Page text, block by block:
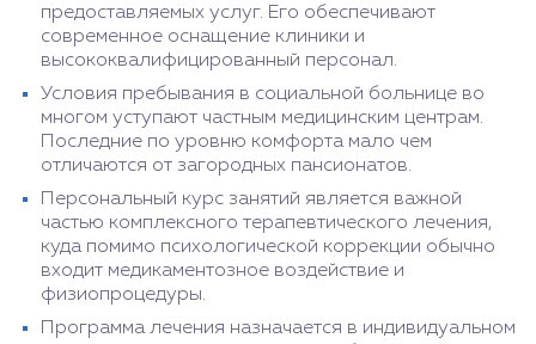
предоставляемых услуг. Его обеспечивают
современное оснащение клиники и
высококвалифицированный персонал.
Условия пребывания в социальной больнице во
многом уступают частным медицинским центрам.
Последние по уровню комфорта мало чем
отличаются от загородных пансионатов.
Персональный курс занятий является важной
частью комплексного терапевтического лечения,
куда помимо психологической коррекции обычно
входит медикаментозное воздействие и
физиопроцедуры.
Программа лечения назначается в индивидуальном